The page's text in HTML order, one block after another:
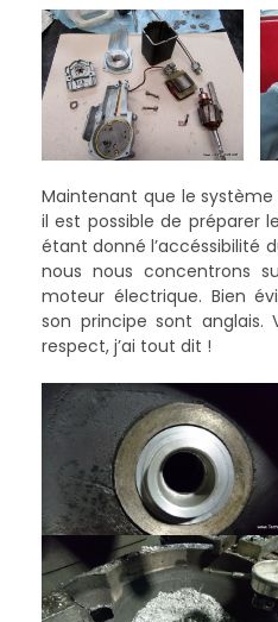
Maintenant que le
il est possible de préparer
étant donné l’accéssibilité
nous nous concentrons
moteur électrique. Bien
son principe sont anglais.
respect, j’ai tout dit !